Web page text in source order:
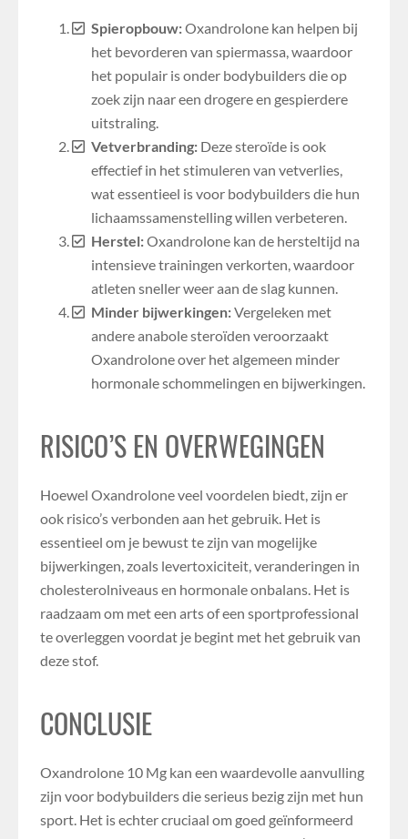
Spieropbouw:Oxandrolone kan helpen bij
het bevorderen van spiermassa, waardoor
het populair is onder bodybuilders die op
zoek zijn naar een drogere en gespierdere
uitstraling.
Vetverbranding:Deze steroïde is ook
effectief in het stimuleren van vetverlies,
wat essentieel is voor bodybuilders die hun
lichaamssamenstelling willen verbeteren.
Herstel:Oxandrolone kan de hersteltijd na
intensieve trainingen verkorten, waardoor
atleten sneller weer aan de slag kunnen.
Minder bijwerkingen:Vergeleken met
andere anabole steroïden veroorzaakt
Oxandrolone over het algemeen minder
hormonale schommelingen en bijwerkingen.
RISICO’S EN OVERWEGINGEN
Hoewel Oxandrolone veel voordelen biedt, zijn er
ook risico’s verbonden aan het gebruik. Het is
essentieel om je bewust te zijn van mogelijke
bijwerkingen, zoals levertoxiciteit, veranderingen in
cholesterolniveaus en hormonale onbalans. Het is
raadzaam om met een arts of een sportprofessional
te overleggen voordat je begint met het gebruik van
deze stof.
CONCLUSIE
Oxandrolone 10 Mg kan een waardevolle aanvulling
zijn voor bodybuilders die serieus bezig zijn met hun
sport. Het is echter cruciaal om goed geïnformeerd